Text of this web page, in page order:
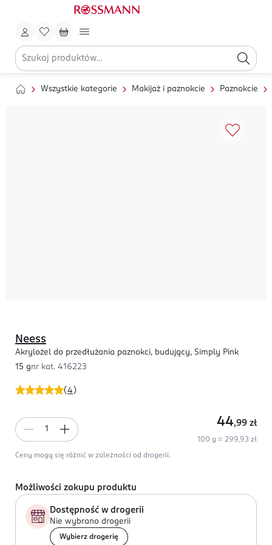
Wszystkie kategorie Makijaż i paznokcie Paznokcie
(4 )
Neess
Akrylożel do przedłużania paznokci, budujący, Simply Pink
15 gnr kat. 416223
44,99 zł
100 g = 299,93 zł
Ceny mogą się różnić w zależności od drogerii.
Możliwości zakupu produktu
Dostępność w drogerii
Nie wybrano drogerii
Wybierz drogerię